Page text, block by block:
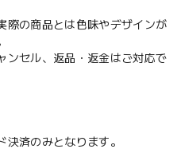
際の商品とは色味やデザインが
ンセル、返品・返金はご対応で
決済のみとなります。